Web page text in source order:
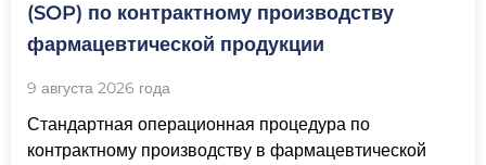
(SOP) по контрактному производству
фармацевтической продукции
9 августа 2026 года
Стандартная операционная процедура по
контрактному производству в фармацевтической